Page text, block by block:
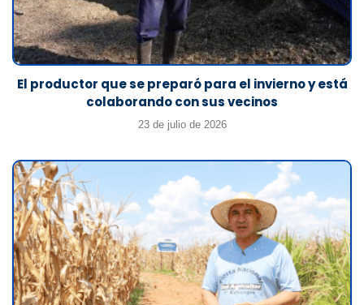
El productor que se preparó para el invierno y está
colaborando con sus vecinos
23 de julio de 2026